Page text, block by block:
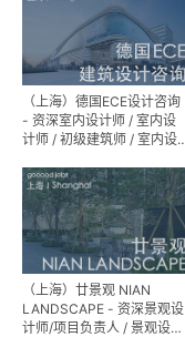
（上海）德国ECE设计咨询
- 资深室内设计师 / 室内设
计师 / 初级建筑师 / 室内设
习生
（上海）廿景观 NIAN
LANDSCAPE - 资深景观设
计师/项目负责人 / 景观设计